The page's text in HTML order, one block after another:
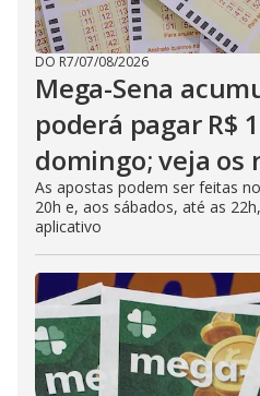
DO R7/07/08/2026
Mega-Sena
poderá pagar R$
domingo; veja os
As apostas podem ser feitas
20h e, aos sábados, até as
aplicativo